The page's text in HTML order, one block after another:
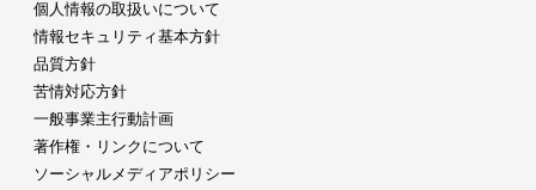
個人情報の取扱いについて
情報セキュリティ基本方針
品質方針
苦情対応方針
一般事業主行動計画
著作権・リンクについて
ソーシャルメディアポリシー